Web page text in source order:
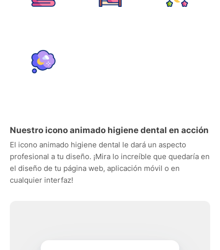
Nuestro icono animado higiene dental en acción
El icono animado higiene dental le dará un aspecto
profesional a tu diseño. ¡Mira lo increíble que quedaría en
el diseño de tu página web, aplicación móvil o en
cualquier interfaz!